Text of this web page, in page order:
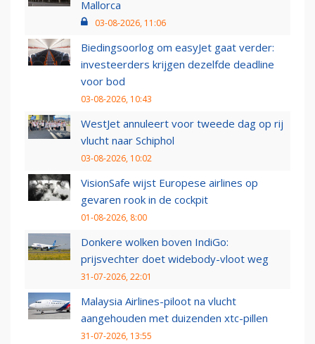
Mallorca
03-08-2026, 11:06
Biedingsoorlog om easyJet gaat verder:
investeerders krijgen dezelfde deadline
voor bod
03-08-2026, 10:43
WestJet annuleert voor tweede dag op rij
vlucht naar Schiphol
03-08-2026, 10:02
VisionSafe wijst Europese airlines op
gevaren rook in de cockpit
01-08-2026, 8:00
Donkere wolken boven IndiGo:
prijsvechter doet widebody-vloot weg
31-07-2026, 22:01
Malaysia Airlines-piloot na vlucht
aangehouden met duizenden xtc-pillen
31-07-2026, 13:55